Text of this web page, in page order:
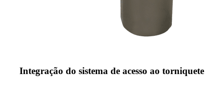
Integração do sistema de acesso ao torniquete